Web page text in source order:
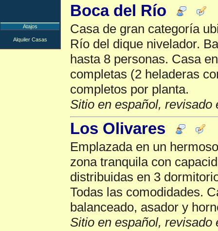
Boca del Río
Casa de gran categoría
Río del dique nivelador.
hasta 8 personas. Casa
completas (2 heladeras
completos por planta.
Sitio en español, revisado
Los Olivares
Emplazada en un
zona tranquila con
distribuidas en 3
Todas las comodidades.
balanceado, asador y
Sitio en español, revisado
Atajos
Alquiler Casas